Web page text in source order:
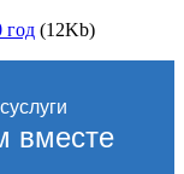
год (12Kb)
вместе